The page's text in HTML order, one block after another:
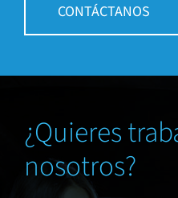
CONTÁCTANOS
¿Quieres
nosotros?